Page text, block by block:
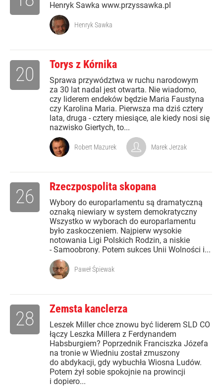
Henryk Sawka www.przyssawka.pl
Henryk Sawka
Torys z Kórnika
Sprawa przywództwa w ruchu narodowym
za 30 lat nadal jest otwarta. Nie wiadomo,
czy liderem endeków będzie Maria Faustyna
czy Karolina Maria. Pierwsza ma dziś cztery
lata, druga - cztery miesiące, ale kiedy nosi się
nazwisko Giertych, to...
20
Robert Mazurek Marek Jerzak
Rzeczpospolita skopana
Wybory do europarlamentu są dramatyczną
oznaką niewiary w system demokratyczny
Wszystko w wyborach do europarlamentu
było zaskoczeniem. Najpierw wysokie
notowania Ligi Polskich Rodzin, a niskie
- Samoobrony. Potem sukces Unii Wolności i...
26
Paweł Śpiewak
Zemsta kanclerza
Leszek Miller chce znowu być liderem SLD CO
łączy Leszka Millera z Ferdynandem
Habsburgiem? Poprzednik Franciszka Józefa
na tronie w Wiedniu został zmuszony
do abdykacji, gdy wybuchła Wiosna Ludów.
Potem żył sobie spokojnie na prowincji
i dopiero...
28